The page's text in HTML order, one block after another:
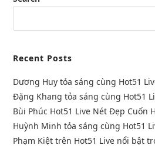
Recent Posts
Dương Huy tỏa sáng cùng Hot51
Đặng Khang tỏa sáng cùng Hot51
Bùi Phúc Hot51 Live Nét Đẹp Cuốn
Huỳnh Minh tỏa sáng cùng Hot51
Phạm Kiệt trên Hot51 Live nổi bật